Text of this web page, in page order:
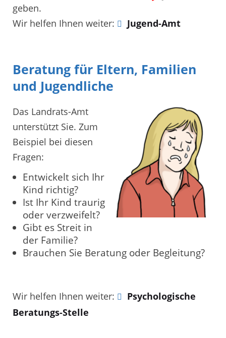
geben.
Wir helfen Ihnen weiter:
Jugend-Amt
Beratung für Eltern, Familien
und Jugendliche
Das Landrats-Amt
unterstützt Sie. Zum
Beispiel bei diesen
Fragen:
Entwickelt sich Ihr
Kind richtig?
Ist Ihr Kind traurig
oder verzweifelt?
Gibt es Streit in
der Familie?
Brauchen Sie Beratung oder Begleitung?
Wir helfen Ihnen weiter:
Psychologische
Beratungs-Stelle